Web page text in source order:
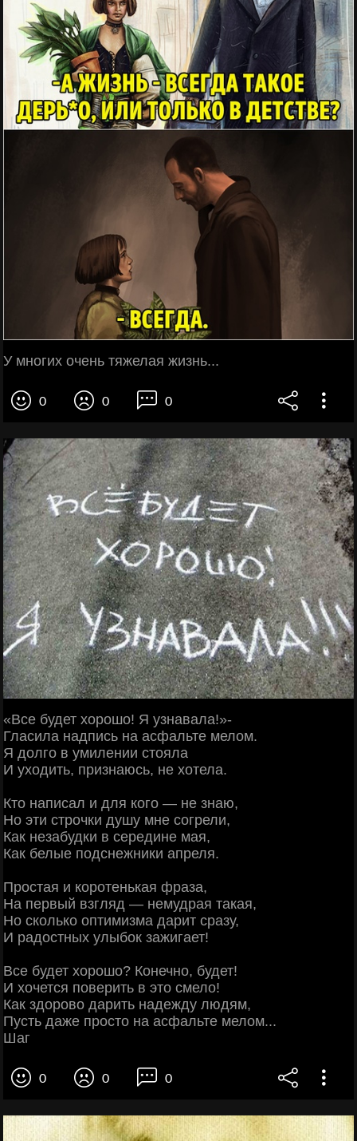
У многих очень тяжелая жизнь...
0 0 0
«Все будет хорошо! Я узнавала!»-
Гласила надпись на асфальте мелом.
Я долго в умилении стояла
И уходить, признаюсь, не хотела.
Кто написал и для кого — не знаю,
Но эти строчки душу мне согрели,
Как незабудки в середине мая,
Как белые подснежники апреля.
Простая и коротенькая фраза,
На первый взгляд — немудрая такая,
Но сколько оптимизма дарит сразу,
И радостных улыбок зажигает!
Все будет хорошо? Конечно, будет!
И хочется поверить в это смело!
Как здорово дарить надежду людям,
Пусть даже просто на асфальте мелом...
Шаг
0 0 0